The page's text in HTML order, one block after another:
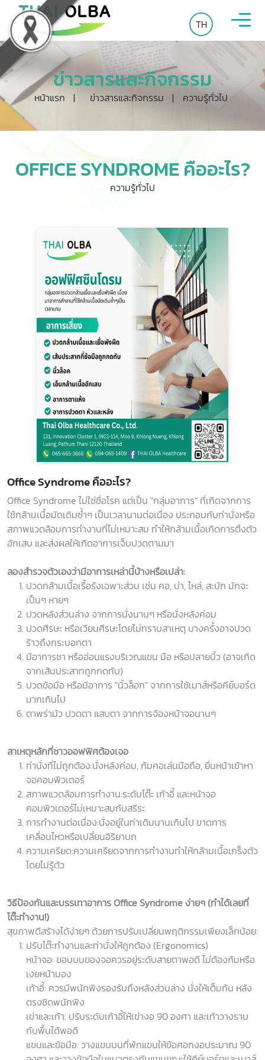
TH
ข่าวสารและกิจกรรม
หน้าแรก | ข่าวสารและกิจกรรม | ความรู้ทั่วไป
OFFICE SYNDROME คืออะไร?
ความรู้ทั่วไป
Office Syndrome คืออะไร?
Office Syndrome ไม่ใช่ชื่อโรค แต่เป็น "กลุ่มอาการ" ที่เกิดจากการ
ใช้กล้ามเนื้อมัดเดิมซ้ำๆ เป็นเวลานานต่อเนื่อง ประกอบกับท่านั่งหรือ
สภาพแวดล้อมการทำงานที่ไม่เหมาะสม ทำให้กล้ามเนื้อเกิดการตึงตัว
อักเสบ และส่งผลให้เกิดอาการเจ็บปวดตามมา
ลองสำรวจตัวเองว่ามีอาการเหล่านี้บ้างหรือเปล่า:
ปวดกล้ามเนื้อเรื้อรังเฉพาะส่วน เช่น คอ, บ่า, ไหล่, สะบัก มักจะ
เป็นๆ หายๆ
ปวดหลังส่วนล่าง จากการนั่งนานๆ หรือนั่งหลังค่อม
ปวดศีรษะ หรือเวียนศีรษะโดยไม่ทราบสาเหตุ บางครั้งอาจปวด
ร้าวถึงกระบอกตา
มีอาการชา หรืออ่อนแรงบริเวณแขน มือ หรือปลายนิ้ว (อาจเกิด
จากเส้นประสาทถูกกดทับ)
ปวดข้อมือ หรือมีอาการ "นิ้วล็อก" จากการใช้เมาส์หรือคีย์บอร์ด
มากเกินไป
ตาพร่ามัว ปวดตา แสบตา จากการจ้องหน้าจอนานๆ
สาเหตุหลักที่ชาวออฟฟิศต้องเจอ
ท่านั่งที่ไม่ถูกต้อง:นั่งหลังค่อม, ก้มคอเล่นมือถือ, ยื่นหน้าเข้าหา
จอคอมพิวเตอร์
สภาพแวดล้อมการทำงาน:ระดับโต๊ะ เก้าอี้ และหน้าจอ
คอมพิวเตอร์ไม่เหมาะสมกับสรีระ
การทำงานต่อเนื่อง:นั่งอยู่ในท่าเดิมนานเกินไป ขาดการ
เคลื่อนไหวหรือเปลี่ยนอิริยาบถ
ความเครียด:ความเครียดจากการทำงานทำให้กล้ามเนื้อเกร็งตัว
โดยไม่รู้ตัว
วิธีป้องกันและบรรเทาอาการ Office Syndromeง่ายๆ (ทำได้เลยที่
โต๊ะทำงาน!)
สุขภาพดีสร้างได้ง่ายๆ ด้วยการปรับเปลี่ยนพฤติกรรมเพียงเล็กน้อย:
ปรับโต๊ะทำงานและท่านั่งให้ถูกต้อง (Ergonomics)
หน้าจอ: ขอบบนของจอควรอยู่ระดับสายตาพอดี ไม่ต้องก้มหรือ
เงยหน้ามอง
เก้าอี้: ควรมีพนักพิงรองรับถึงหลังส่วนล่าง นั่งให้เต็มก้น หลัง
ตรงชิดพนักพิง
เข่าและเท้า: ปรับระดับเก้าอี้ให้เข่างอ 90 องศา และเท้าวางราบ
กับพื้นได้พอดี
แขนและข้อมือ: วางแขนบนที่พักแขนให้ข้อศอกงอประมาณ 90